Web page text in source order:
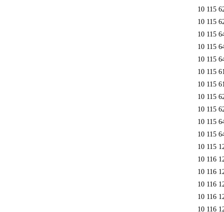
10 115
10 115
10 115
10 115
10 115
10 115
10 115
10 115
10 115
10 115
10 115
10 115
10 116
10 116
10 116
10 116
10 116